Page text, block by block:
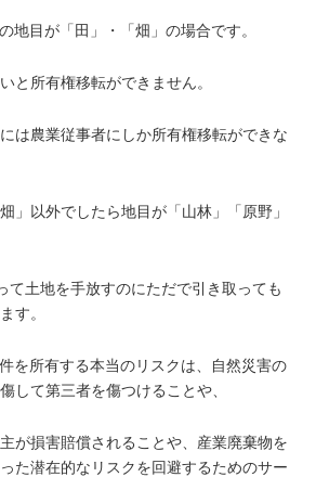
地目が「田」・「畑」の場合です。
と所有権移転ができません。
は農業従事者にしか所有権移転ができな
」以外でしたら地目が「山林」「原野」
て土地を手放すのにただで引き取っても
す。
を所有する本当のリスクは、自然災害の
して第三者を傷つけることや、
が損害賠償されることや、産業廃棄物を
た潜在的なリスクを回避するためのサー